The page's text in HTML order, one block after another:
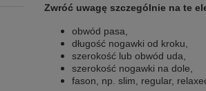
Zwróć uwagę szczególnie na te
obwód pasa,
długość nogawki od kroku,
szerokość lub obwód uda,
szerokość nogawki na dole,
fason, np. slim, regular,